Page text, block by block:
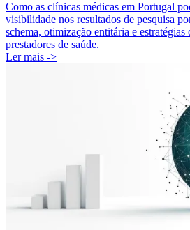
Como as clínicas médicas em Portugal
visibilidade nos resultados de pesquisa
schema, otimização entitária e
prestadores de saúde.
Ler mais ->